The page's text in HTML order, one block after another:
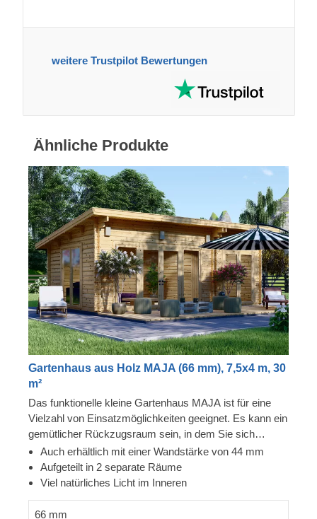
weitere Trustpilot Bewertungen
Ähnliche Produkte
Gartenhaus aus Holz MAJA (66 mm), 7,5x4 m, 30
m²
Das funktionelle kleine Gartenhaus MAJA ist für eine
Vielzahl von Einsatzmöglichkeiten geeignet. Es kann ein
gemütlicher Rückzugsraum sein, in dem Sie sich
zwischen den Gartenarbeiten ausruhen können, ein
ergonomischer Remote-Arbeitsplatz, eine
Privatbibliothek oder vieles mehr. Wenn Sie sich für eine
Aufenthaltsbereich noch erweitern und bequem auch im
Auch erhältlich mit einer Wandstärke von 44 mm
Aufgeteilt in 2 separate Räume
Viel natürliches Licht im Inneren
66 mm